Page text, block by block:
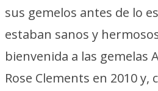
sus gemelos antes de lo
estaban sanos y
bienvenida a las gemelas
Rose Clements en 2010 y,